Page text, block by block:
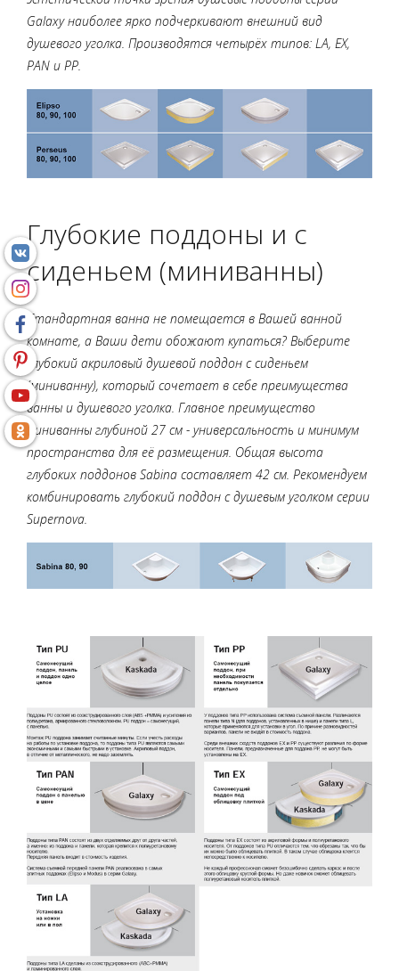
Galaxy наиболее ярко подчеркивают внешний вид
душевого уголка. Производятся четырёх типов: LA, EX,
PAN и PP.
Глубокие поддоны и с
сиденьем (миниванны)
Стандартная ванна не помещается в Вашей ванной
комнате, а Ваши дети обожают купаться? Выберите
глубокий акриловый душевой поддон с сиденьем
(миниванну), который сочетает в себе преимущества
ванны и душевого уголка. Главное преимущество
миниванны глубиной 27 см - универсальность и минимум
пространства для её размещения. Общая высота
глубоких поддонов Sabina составляет 42 см. Рекомендуем
комбинировать глубокий поддон с душевым уголком серии
Supernova.